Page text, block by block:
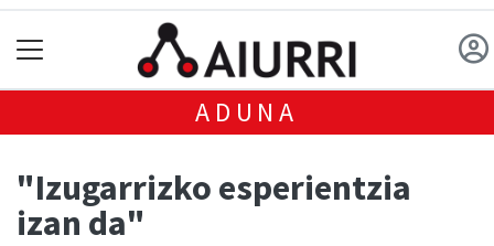
ADUNA
"Izugarrizko esperientzia
izan da"